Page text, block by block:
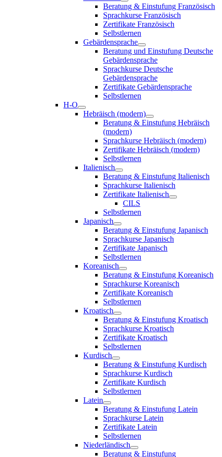
Beratung & Einstufung Französisch
Sprachkurse Französisch
Zertifikate Französisch
Selbstlernen
Gebärdensprache
Beratung und Einstufung Deutsche
Gebärdensprache
Sprachkurse Deutsche
Gebärdensprache
Zertifikate Gebärdensprache
Selbstlernen
H-O
Hebräisch (modern)
Beratung & Einstufung Hebräisch
(modern)
Sprachkurse Hebräisch (modern)
Zertifikate Hebräisch (modern)
Selbstlernen
Italienisch
Beratung & Einstufung Italienisch
Sprachkurse Italienisch
Zertifikate Italienisch
CILS
Selbstlernen
Japanisch
Beratung & Einstufung Japanisch
Sprachkurse Japanisch
Zertifikate Japanisch
Selbstlernen
Koreanisch
Beratung & Einstufung Koreanisch
Sprachkurse Koreanisch
Zertifikate Koreanisch
Selbstlernen
Kroatisch
Beratung & Einstufung Kroatisch
Sprachkurse Kroatisch
Zertifikate Kroatisch
Selbstlernen
Kurdisch
Beratung & Einstufung Kurdisch
Sprachkurse Kurdisch
Zertifikate Kurdisch
Selbstlernen
Latein
Beratung & Einstufung Latein
Sprachkurse Latein
Zertifikate Latein
Selbstlernen
Niederländisch
Beratung & Einstufung